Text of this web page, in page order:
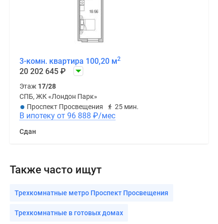
3-комн. квартира 100,20 м2
20 202 645 ₽
Этаж 17/28
СПБ, ЖК «Лондон Парк»
Проспект Просвещения
25 мин.
В ипотеку от 96 888 ₽/мес
Сдан
Также часто ищут
Трехкомнатные метро Проспект Просвещения
Трехкомнатные в готовых домах